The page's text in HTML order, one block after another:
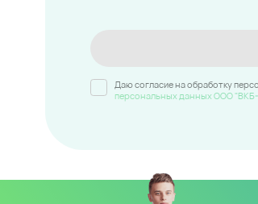
Даю согласие на обработку
персональных данных ООО